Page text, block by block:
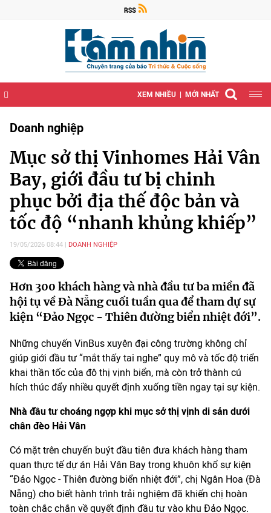
XEM NHIỀU MỚI NHẤT
Doanh nghiệp
Mục sở thị Vinhomes Hải Vân
Bay, giới đầu tư bị chinh
phục bởi địa thế độc bản và
tốc độ “nhanh khủng khiếp”
19/05/2026 08:44 DOANH NGHIỆP
Hơn 300 khách hàng và nhà đầu tư ba miền đã
hội tụ về Đà Nẵng cuối tuần qua để tham dự sự
kiện “Đảo Ngọc - Thiên đường biển nhiệt đới”.
Những chuyến VinBus xuyên đại công trường không chỉ
giúp giới đầu tư “mắt thấy tai nghe” quy mô và tốc độ triển
khai thần tốc của đô thị vịnh biển, mà còn trở thành cú
hích thúc đẩy nhiều quyết định xuống tiền ngay tại sự kiện.
Nhà đầu tư choáng ngợp khi mục sở thị vịnh di sản dưới
chân đèo Hải Vân
Có mặt trên chuyến buýt đầu tiên đưa khách hàng tham
quan thực tế dự án Hải Vân Bay trong khuôn khổ sự kiện
“Đảo Ngọc - Thiên đường biển nhiệt đới”, chị Ngân Hoa (Đà
Nẵng) cho biết hành trình trải nghiệm đã khiến chị hoàn
toàn chắc chắn về quyết định đầu tư vào khu Đảo Ngọc.